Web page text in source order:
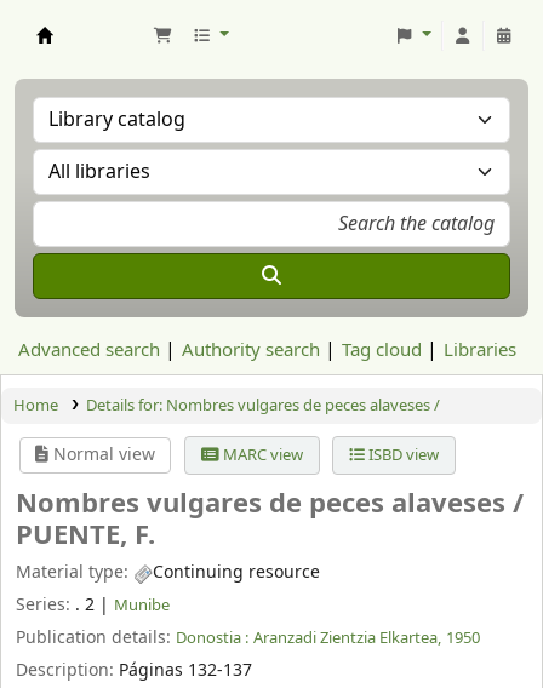
Advanced search Authority search Tag cloud Libraries
Home Details for: Nombres vulgares de peces alaveses /
Normal view MARC view ISBD view
Nombres vulgares de peces alaveses /
PUENTE, F.
Material type:
Continuing resource
Series: . 2 | Munibe
Publication details: Donostia : Aranzadi Zientzia Elkartea, 1950
Description: Páginas 132-137